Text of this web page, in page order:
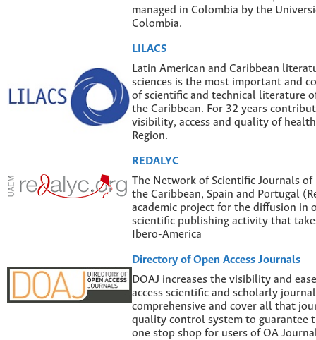
managed in Colombia by the
Colombia.
LILACS
Latin American and Caribbean
sciences is the most important and
of scientific and technical literature
the Caribbean. For 32 years
visibility, access and quality of
Region.
REDALYC
The Network of Scientific Journals of
the Caribbean, Spain and Portugal
academic project for the diffusion in
scientific publishing activity that
Ibero-America
Directory of Open Access Journals
DOAJ increases the visibility and
access scientific and scholarly
comprehensive and cover all that
quality control system to guarantee
one stop shop for users of OA